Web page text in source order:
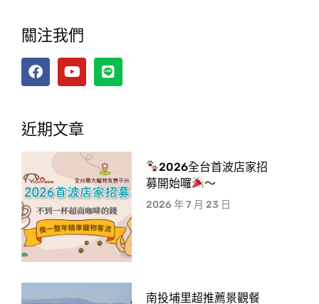
關注我們
近期文章
2026全台首波店家招
募開始囉
～
2026 年 7 月 23 日
南投埔里超推薦景觀餐